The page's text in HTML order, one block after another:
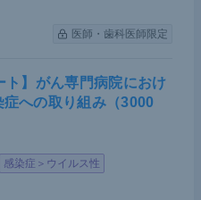
医師・歯科医師限定
ト】がん専門病院におけ
への取り組み（3000
感染症＞ウイルス性